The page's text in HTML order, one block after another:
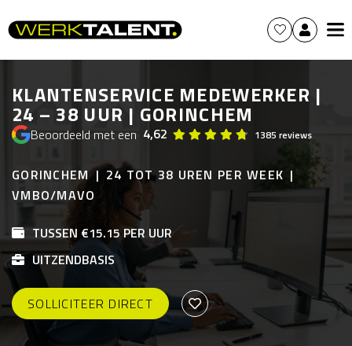
KLANTENSERVICE MEDEWERKER |
24 – 38 UUR | GORINCHEM
Beoordeeld met een 4,62 1385 reviews
GORINCHEM
24 TOT 38 UREN PER WEEK
VMBO/MAVO
TUSSEN €15.15 PER UUR
UITZENDBASIS
SOLLICITEER DIRECT